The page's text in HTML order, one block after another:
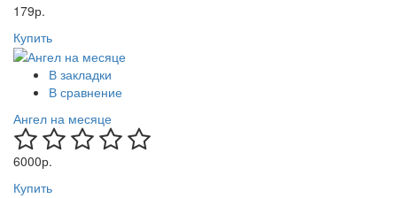
179р.
Купить
В закладки
В сравнение
Ангел на месяце
6000р.
Купить